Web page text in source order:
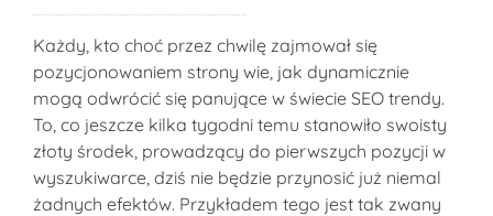
Każdy, kto choć przez chwilę zajmował się
pozycjonowaniem strony wie, jak dynamicznie
mogą odwrócić się panujące w świecie SEO trendy.
To, co jeszcze kilka tygodni temu stanowiło swoisty
złoty środek, prowadzący do pierwszych pozycji w
wyszukiwarce, dziś nie będzie przynosić już niemal
żadnych efektów. Przykładem tego jest tak zwany